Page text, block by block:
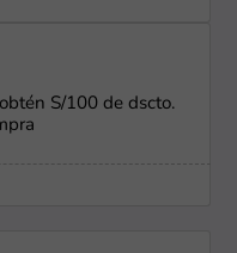
S/100 de dscto.